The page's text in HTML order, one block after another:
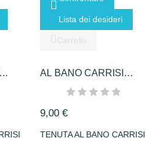
Lista dei desideri
Carrello
AL BANO CARRISI
CL75...
9,00 €
TENUTA AL BANO CARRISI